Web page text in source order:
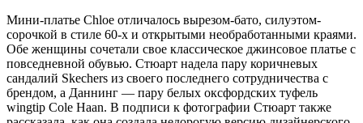
Мини-платье Chloe отличалось вырезом-бато, силуэтом-
сорочкой в стиле 60-х и открытыми необработанными краями.
Обе женщины сочетали свое классическое джинсовое платье с
повседневной обувью. Стюарт надела пару коричневых
сандалий Skechers из своего последнего сотрудничества с
брендом, а Даннинг — пару белых оксфордских туфель
wingtip Cole Haan. В подписи к фотографии Стюарт также